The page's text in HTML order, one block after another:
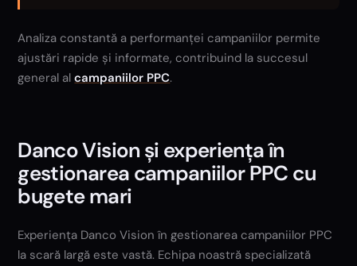
Analiza constantă a performanței campaniilor permite
ajustări rapide și informate, contribuind la succesul
general alcampaniilor PPC.
Danco Vision și experiența în
gestionarea campaniilor PPC cu
bugete mari
Experiența Danco Vision în gestionarea campaniilor PPC
la scară largă este vastă. Echipa noastră specializată